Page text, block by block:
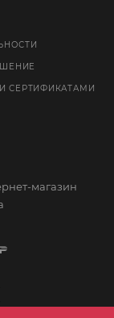
СЕРТИФИКАТАМИ
магазин